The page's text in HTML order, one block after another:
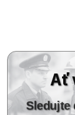
Ať
Sledujte